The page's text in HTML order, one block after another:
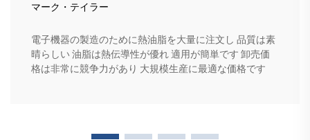
マーク・テイラー
電子機器の製造のために熱油脂を大量に注文し 品質は素
晴らしい 油脂は熱伝導性が優れ 適用が簡単です 卸売価
格は非常に競争力があり 大規模生産に最適な価格です